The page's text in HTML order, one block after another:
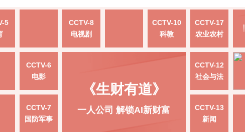
5
CCTV-8
电视剧
CCTV-10
科教
CCTV-17
农业农村
CCTV-6
电影
《生财有道》
一人公司 解锁AI新财富
CCTV-12
社会与法
CCTV-7
国防军事
CCTV-13
新闻